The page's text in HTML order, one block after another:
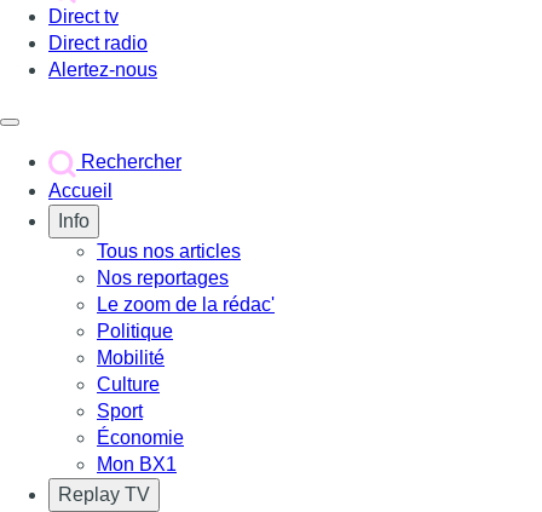
Direct tv
Direct radio
Alertez-nous
Rechercher
Accueil
Info
Tous nos articles
Nos reportages
Le zoom de la rédac'
Politique
Mobilité
Culture
Sport
Économie
Mon BX1
Replay TV